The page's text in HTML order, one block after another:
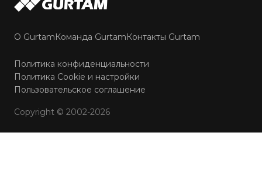
О GurtamКоманда GurtamКонтакты Gurtam
Политика конфиденциальности
Политика Cookie и настройки
Пользовательское соглашение
Copyright © 2002-2026